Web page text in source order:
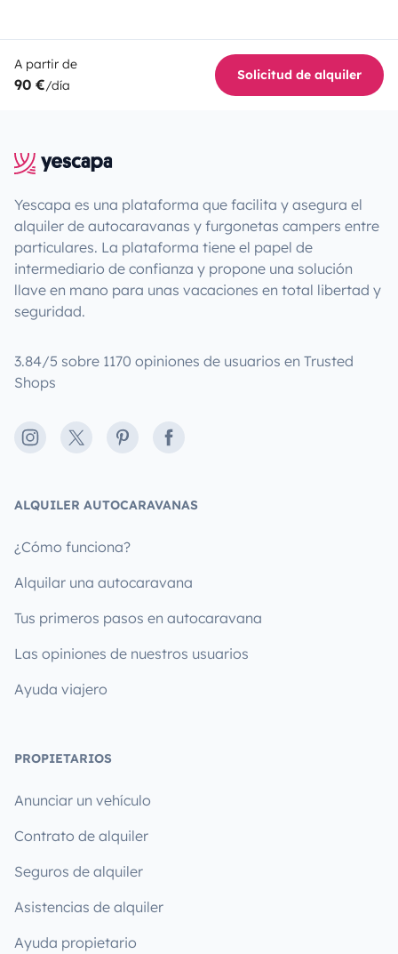
A partir de
90 €/día
Solicitud de alquiler
Yescapa es una plataforma que facilita y asegura el
alquiler de autocaravanas y furgonetas campers entre
particulares. La plataforma tiene el papel de
intermediario de confianza y propone una solución
llave en mano para unas vacaciones en total libertad y
seguridad.
3.84/5 sobre 1170 opiniones de usuarios en Trusted
Shops
Instagram
X PinterestFacebook
ALQUILER AUTOCARAVANAS
¿Cómo funciona?
Alquilar una autocaravana
Tus primeros pasos en autocaravana
Las opiniones de nuestros usuarios
Ayuda viajero
PROPIETARIOS
Anunciar un vehículo
Contrato de alquiler
Seguros de alquiler
Asistencias de alquiler
Ayuda propietario